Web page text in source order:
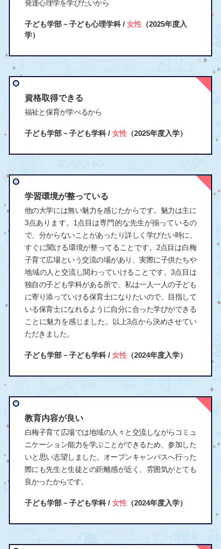
発達心理学を学びたいから
子ども学部－子ども心理学科 / 女性（2025年度入
学）
資格取得できる
福祉と保育が学べるから
子ども学部－子ども学科 / 女性（2025年度入学）
学習環境が整っている
他の大学には無い魅力を感じたからです。魅力は主に
3点あります。1点目は専門的な先生が揃っているの
で、分からないことがあったり詳しく学びたい時に、
すぐに聞ける環境が整ってることです。2点目は白梅
子育て広場という交流の場があり、実際に子供たちや
地域の人と交流し関わっていけることです。3点目は
独自の子ども学科がある所で、私は一人一人の子ども
に寄り添っていける保育士になりたいので、目指して
いる保育士になれるように自分に合った学びができる
ことに魅力を感じました。以上3点から決めさせてい
ただきました。
子ども学部－子ども学科 / 女性（2024年度入学）
教育内容が良い
白梅子育て広場では地域の人々と交流しながらコミュ
ニケーション能力を学ぶことができるため、参加した
いと思い志望しました。オープンキャンパスへ行った
際にも先生と生徒との距離感が近く、雰囲気がとても
良かったからです。
子ども学部－子ども学科 / 女性（2024年度入学）